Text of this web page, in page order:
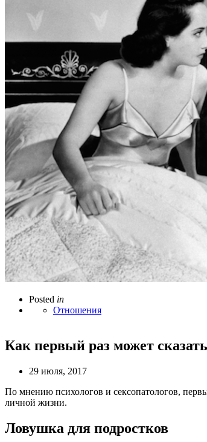
Posted in
Отношения
Как первый раз может
29 июля, 2017
По мнению психологов и сексопатологов,
личной жизни.
Ловушка для подростков